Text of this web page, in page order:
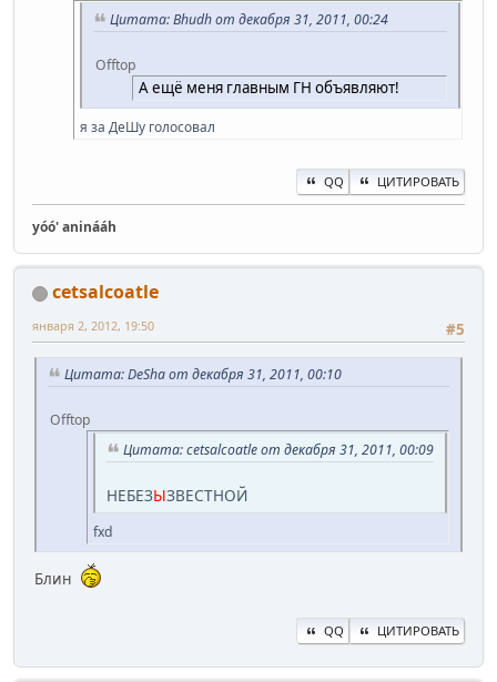
Цитата: Bhudh от декабря 31, 2011, 00:24
Offtop
А ещё меня главным ГН объявляют!
я за ДеШу голосовал
QQ ЦИТИРОВАТЬ
yóó' aninááh
cetsalcoatle
#5
января 2, 2012, 19:50
Цитата: DeSha от декабря 31, 2011, 00:10
Offtop
Цитата: cetsalcoatle от декабря 31, 2011, 00:09
НЕБЕЗЫЗВЕСТНОЙ
fxd
Блин
QQ ЦИТИРОВАТЬ